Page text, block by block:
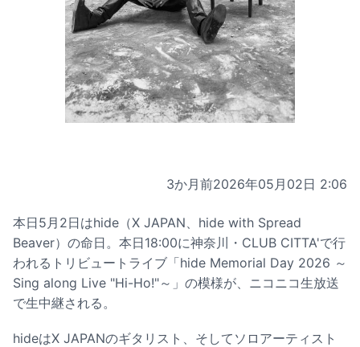
3か月前2026年05月02日 2:06
本日5月2日はhide（X JAPAN、hide with Spread
Beaver）の命日。本日18:00に神奈川・CLUB CITTA'で行
われるトリビュートライブ「hide Memorial Day 2026 ～
Sing along Live "Hi-Ho!"～」の模様が、ニコニコ生放送
で生中継される。
hideはX JAPANのギタリスト、そしてソロアーティスト